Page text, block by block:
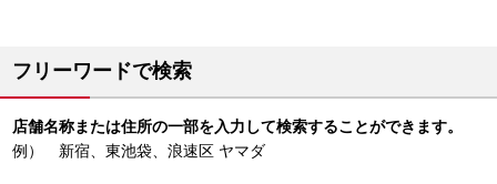
フリーワードで検索
店舗名称または住所の一部を入力して検索することができます。
例） 新宿、東池袋、浪速区 ヤマダ